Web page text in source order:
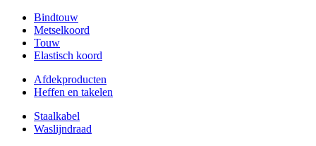
Bindtouw
Metselkoord
Touw
Elastisch koord
Afdekproducten
Heffen en takelen
Staalkabel
Waslijndraad